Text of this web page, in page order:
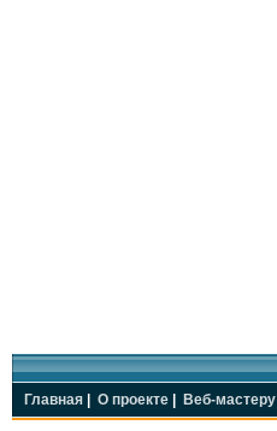
Главная О проекте Веб-мастеру